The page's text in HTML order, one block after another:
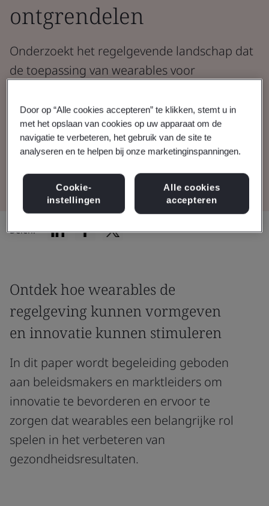
ontgrendelen
Onderzoekt het regelgevende landschap dat
de toepassing van wearables voor
vormgeeft, met een focus op
hartgezondheid.
Delen:
Ontdek hoe wearables de
regelgeving kunnen vormgeven
en innovatie kunnen stimuleren
In dit paper wordt begeleiding geboden
aan beleidsmakers en marktleiders om
innovatie te bevorderen en ervoor te
zorgen dat wearables een belangrijke rol
spelen in het verbeteren van
gezondheidsresultaten.
Door op “Alle cookies accepteren” te klikken, stemt u in
met het opslaan van cookies op uw apparaat om de
navigatie te verbeteren, het gebruik van de site te
analyseren en te helpen bij onze marketinginspanningen.
Cookie-
instellingen
Alle cookies
accepteren